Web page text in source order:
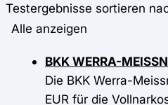
Testergebnisse sortieren
BKK WERRA-
Die BKK Werra-
EUR für die